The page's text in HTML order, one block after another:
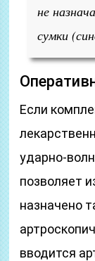
не
сумки
Если
ударно-
позволяет
назначено
вводится